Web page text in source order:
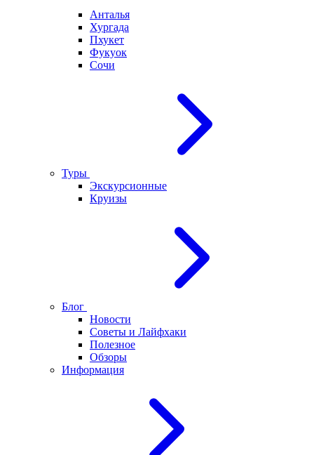
Анталья
Хургада
Пхукет
Фукуок
Сочи
Туры
Экскурсионные
Круизы
Блог
Новости
Советы и Лайфхаки
Полезное
Обзоры
Информация